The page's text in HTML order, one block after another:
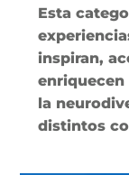
Esta
inspiran,
enriquecen
la
distintos